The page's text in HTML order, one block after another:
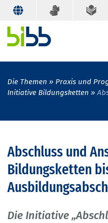
Die Themen
Praxis und
Initiative Bildungsketten
Abschluss und
Bildungsketten
Die Initiative